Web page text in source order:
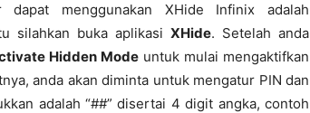
menggunakan XHide Infinix adalah
silahkan buka aplikasi XHide. Setelah anda
Hidden Modeuntuk mulai mengaktifkan
anda akan diminta untuk mengatur PIN dan
adalah “##” disertai 4 digit angka, contoh